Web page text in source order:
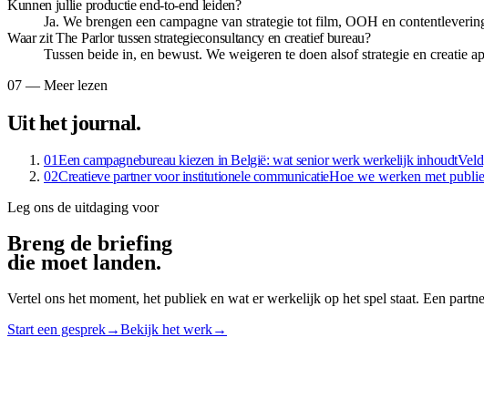
Kunnen jullie productie end-to-end leiden?
Ja. We brengen een campagne van strategie tot film, OOH en
Waar zit The Parlor tussen strategieconsultancy en creatief bureau?
Tussen beide in, en bewust. We weigeren te doen alsof strategie en creatie
07 — Meer lezen
Uit het journal.
01Een campagnebureau kiezen in België: wat senior werk werkelijk inhoudt
02Creatieve partner voor institutionele communicatieHoe we werken met
Leg ons de uitdaging voor
Breng de briefing
die moet landen.
Vertel ons het moment, het publiek en wat er werkelijk op het spel staat. Een
Start een gesprek→Bekijk het werk→